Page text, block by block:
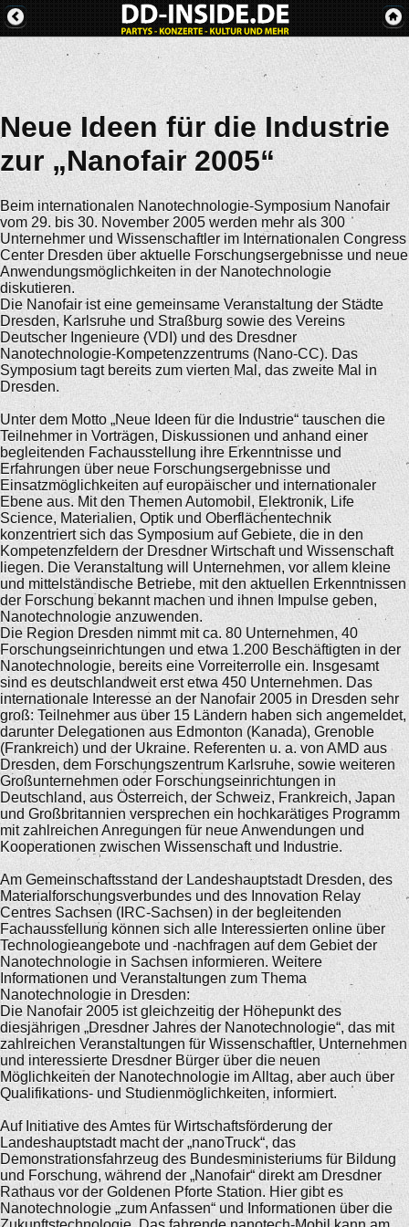
Neue Ideen für die Industrie
zur „Nanofair 2005“
Beim internationalen Nanotechnologie-Symposium Nanofair
vom 29. bis 30. November 2005 werden mehr als 300
Unternehmer und Wissenschaftler im Internationalen Congress
Center Dresden über aktuelle Forschungsergebnisse und neue
Anwendungsmöglichkeiten in der Nanotechnologie
diskutieren.
Die Nanofair ist eine gemeinsame Veranstaltung der Städte
Dresden, Karlsruhe und Straßburg sowie des Vereins
Deutscher Ingenieure (VDI) und des Dresdner
Nanotechnologie-Kompetenzzentrums (Nano-CC). Das
Symposium tagt bereits zum vierten Mal, das zweite Mal in
Dresden.
Unter dem Motto „Neue Ideen für die Industrie“ tauschen die
Teilnehmer in Vorträgen, Diskussionen und anhand einer
begleitenden Fachausstellung ihre Erkenntnisse und
Erfahrungen über neue Forschungsergebnisse und
Einsatzmöglichkeiten auf europäischer und internationaler
Ebene aus. Mit den Themen Automobil, Elektronik, Life
Science, Materialien, Optik und Oberflächentechnik
konzentriert sich das Symposium auf Gebiete, die in den
Kompetenzfeldern der Dresdner Wirtschaft und Wissenschaft
liegen. Die Veranstaltung will Unternehmen, vor allem kleine
und mittelständische Betriebe, mit den aktuellen Erkenntnissen
der Forschung bekannt machen und ihnen Impulse geben,
Nanotechnologie anzuwenden.
Die Region Dresden nimmt mit ca. 80 Unternehmen, 40
Forschungseinrichtungen und etwa 1.200 Beschäftigten in der
Nanotechnologie, bereits eine Vorreiterrolle ein. Insgesamt
sind es deutschlandweit erst etwa 450 Unternehmen. Das
internationale Interesse an der Nanofair 2005 in Dresden sehr
groß: Teilnehmer aus über 15 Ländern haben sich angemeldet,
darunter Delegationen aus Edmonton (Kanada), Grenoble
(Frankreich) und der Ukraine. Referenten u. a. von AMD aus
Dresden, dem Forschungszentrum Karlsruhe, sowie weiteren
Großunternehmen oder Forschungseinrichtungen in
Deutschland, aus Österreich, der Schweiz, Frankreich, Japan
und Großbritannien versprechen ein hochkarätiges Programm
mit zahlreichen Anregungen für neue Anwendungen und
Kooperationen zwischen Wissenschaft und Industrie.
Am Gemeinschaftsstand der Landeshauptstadt Dresden, des
Materialforschungsverbundes und des Innovation Relay
Centres Sachsen (IRC-Sachsen) in der begleitenden
Fachausstellung können sich alle Interessierten online über
Technologieangebote und -nachfragen auf dem Gebiet der
Nanotechnologie in Sachsen informieren. Weitere
Informationen und Veranstaltungen zum Thema
Nanotechnologie in Dresden:
Die Nanofair 2005 ist gleichzeitig der Höhepunkt des
diesjährigen „Dresdner Jahres der Nanotechnologie“, das mit
zahlreichen Veranstaltungen für Wissenschaftler, Unternehmen
und interessierte Dresdner Bürger über die neuen
Möglichkeiten der Nanotechnologie im Alltag, aber auch über
Qualifikations- und Studienmöglichkeiten, informiert.
Auf Initiative des Amtes für Wirtschaftsförderung der
Landeshauptstadt macht der „nanoTruck“, das
Demonstrationsfahrzeug des Bundesministeriums für Bildung
und Forschung, während der „Nanofair“ direkt am Dresdner
Rathaus vor der Goldenen Pforte Station. Hier gibt es
Nanotechnologie „zum Anfassen“ und Informationen über die